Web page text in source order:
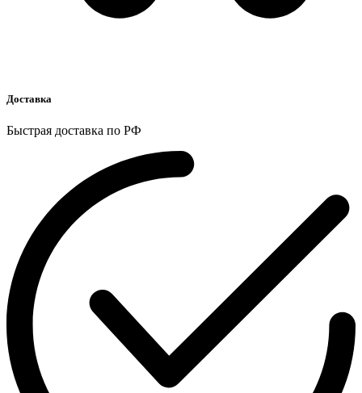
Доставка
Быстрая доставка по РФ